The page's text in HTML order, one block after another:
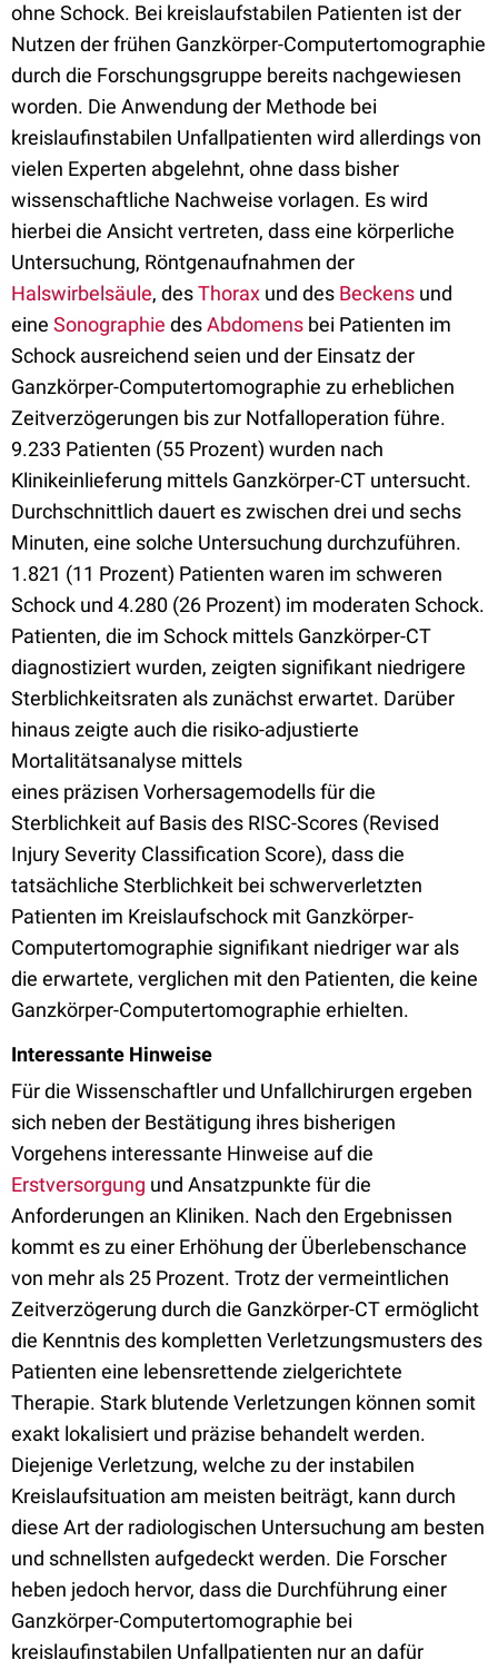
ohne Schock. Bei kreislaufstabilen Patienten ist der
Nutzen der frühen Ganzkörper-Computertomographie
durch die Forschungsgruppe bereits nachgewiesen
worden. Die Anwendung der Methode bei
kreislaufinstabilen Unfallpatienten wird allerdings von
vielen Experten abgelehnt, ohne dass bisher
wissenschaftliche Nachweise vorlagen. Es wird
hierbei die Ansicht vertreten, dass eine körperliche
Untersuchung, Röntgenaufnahmen der
Halswirbelsäule, desThorax und des Beckens und
eine Sonographie desAbdomens bei Patienten im
Schock ausreichend seien und der Einsatz der
Ganzkörper-Computertomographie zu erheblichen
Zeitverzögerungen bis zur Notfalloperation führe.
9.233 Patienten (55 Prozent) wurden nach
Klinikeinlieferung mittels Ganzkörper-CT untersucht.
Durchschnittlich dauert es zwischen drei und sechs
Minuten, eine solche Untersuchung durchzuführen.
1.821 (11 Prozent) Patienten waren im schweren
Schock und 4.280 (26 Prozent) im moderaten Schock.
Patienten, die im Schock mittels Ganzkörper-CT
diagnostiziert wurden, zeigten signifikant niedrigere
Sterblichkeitsraten als zunächst erwartet. Darüber
hinaus zeigte auch die risiko-adjustierte
Mortalitätsanalyse mittels
eines präzisen Vorhersagemodells für die
Sterblichkeit auf Basis des RISC-Scores (Revised
Injury Severity Classification Score), dass die
tatsächliche Sterblichkeit bei schwerverletzten
Patienten im Kreislaufschock mit Ganzkörper-
Computertomographie signifikant niedriger war als
die erwartete, verglichen mit den Patienten, die keine
Ganzkörper-Computertomographie erhielten.
Interessante Hinweise
Für die Wissenschaftler und Unfallchirurgen ergeben
sich neben der Bestätigung ihres bisherigen
Vorgehens interessante Hinweise auf die
Erstversorgung und Ansatzpunkte für die
Anforderungen an Kliniken. Nach den Ergebnissen
kommt es zu einer Erhöhung der Überlebenschance
von mehr als 25 Prozent. Trotz der vermeintlichen
Zeitverzögerung durch die Ganzkörper-CT ermöglicht
die Kenntnis des kompletten Verletzungsmusters des
Patienten eine lebensrettende zielgerichtete
Therapie. Stark blutende Verletzungen können somit
exakt lokalisiert und präzise behandelt werden.
Diejenige Verletzung, welche zu der instabilen
Kreislaufsituation am meisten beiträgt, kann durch
diese Art der radiologischen Untersuchung am besten
und schnellsten aufgedeckt werden. Die Forscher
heben jedoch hervor, dass die Durchführung einer
Ganzkörper-Computertomographie bei
kreislaufinstabilen Unfallpatienten nur an dafür